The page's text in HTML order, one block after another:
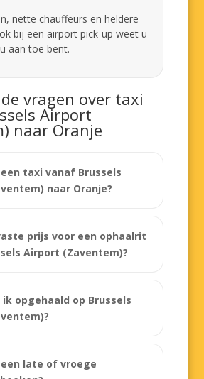
nette chauffeurs en heldere
bij een airport pick-up weet u
aan toe bent.
vragen over taxi
Airport
naar Oranje
taxi vanaf Brussels
naar Oranje?
prijs voor een ophaalrit
Airport (Zaventem)?
opgehaald op Brussels
late of vroege